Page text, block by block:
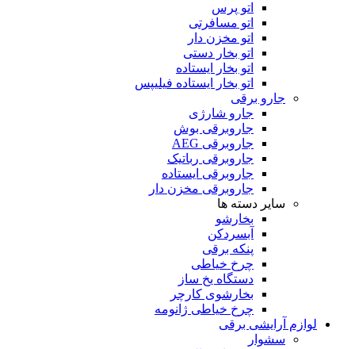
اتو پرس
اتو مسافرتی
اتو مخزن دار
اتو بخار دستی
اتو بخار ایستاده
اتو بخار ایستاده فیلیپس
جارو برقی
جارو شارژی
جاروبرقی بوش
جاروبرقی AEG
جاروبرقی رباتیک
جاروبرقی ایستاده
جاروبرقی مخزن دار
سایر دسته ها
بخارشو
آبسردکن
پنکه برقی
چرخ خیاطی
دستگاه یخ ساز
بخارشوی کارچر
چرخ خیاطی ژانومه
لوازم آرایشی برقی
سشوار